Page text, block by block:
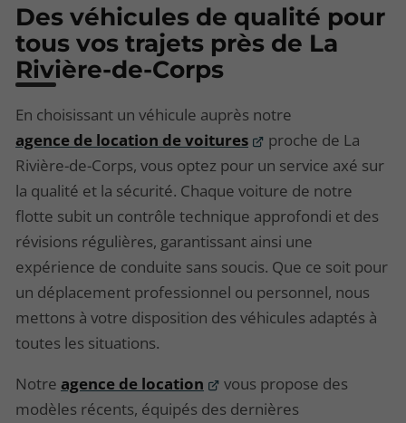
Des véhicules de qualité pour
tous vos trajets près de La
Rivière-de-Corps
En choisissant un véhicule auprès notre
agence de location de voitures
proche de La
Rivière-de-Corps, vous optez pour un service axé sur
la qualité et la sécurité. Chaque voiture de notre
flotte subit un contrôle technique approfondi et des
révisions régulières, garantissant ainsi une
expérience de conduite sans soucis. Que ce soit pour
un déplacement professionnel ou personnel, nous
mettons à votre disposition des véhicules adaptés à
toutes les situations.
Notre agence de location
vous propose des
modèles récents, équipés des dernières